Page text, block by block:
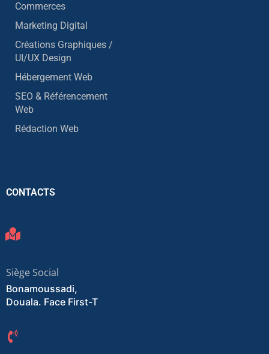
Commerces
Marketing Digital
Créations Graphiques /
UI/UX Design
Hébergement Web
SEO & Référencement
Web
Rédaction Web
CONTACTS
Siège Social
Bonamoussadi,
Douala. Face First-T